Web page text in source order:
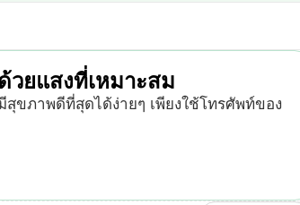
ยแสงที่เหมาะสม
ขภาพดีที่สุดได้ง่ายๆ เพียงใช้โทรศัพท์ของ